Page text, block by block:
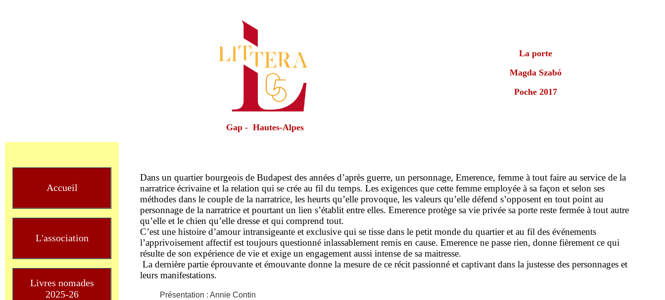
Gap - Hautes-Alpes
La porte
Magda Szabó
Poche 2017
Accueil
L'association
Livres nomades
2025-26
Dans un quartier bourgeois de Budapest des années d’après guerre, un personnage, Emerence, femme à tout faire au service de la
narratrice écrivaine et la relation qui se crée au fil du temps. Les exigences que cette femme employée à sa façon et selon ses
méthodes dans le couple de la narratrice, les heurts qu’elle provoque, les valeurs qu’elle défend s’opposent en tout point au
personnage de la narratrice et pourtant un lien s’établit entre elles. Emerence protège sa vie privée sa porte reste fermée à tout autre
qu’elle et le chien qu’elle dresse et qui comprend tout.
C’est une histoire d’amour intransigeante et exclusive qui se tisse dans le petit monde du quartier et au fil des événements
l’apprivoisement affectif est toujours questionné inlassablement remis en cause. Emerence ne passe rien, donne fièrement ce qui
résulte de son expérience de vie et exige un engagement aussi intense de sa maitresse.
La dernière partie éprouvante et émouvante donne la mesure de ce récit passionné et captivant dans la justesse des personnages et
leurs manifestations.
Présentation : Annie Contin